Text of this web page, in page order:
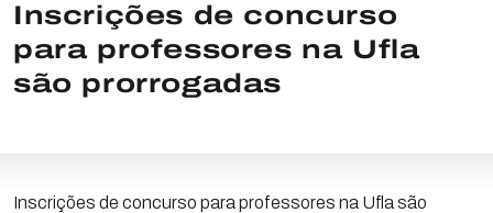
Inscrições de concurso
para professores na Ufla
são prorrogadas
Inscrições de concurso para professores na Ufla são